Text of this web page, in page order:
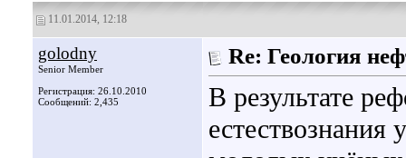
11.01.2014, 12:18
golodny
Senior Member
Регистрация: 26.10.2010
Сообщений: 2,435
Re: Геология
В результате